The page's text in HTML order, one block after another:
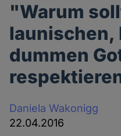
"Warum
launischen,
dummen
Daniela Wakonigg
22.04.2016